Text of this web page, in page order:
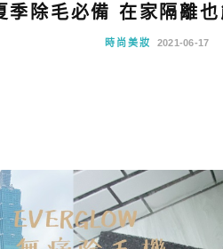
季除毛必備 在家隔離
時尚美妝 2021-06-17